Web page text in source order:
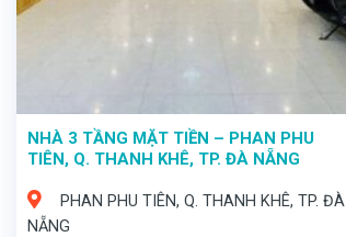
NHÀ 3 TẦNG MẶT TIỀN – PHAN PHU
TIÊN, Q. THANH KHÊ, TP. ĐÀ NẴNG
PHAN PHU TIÊN, Q. THANH KHÊ, TP. ĐÀ
NẴNG